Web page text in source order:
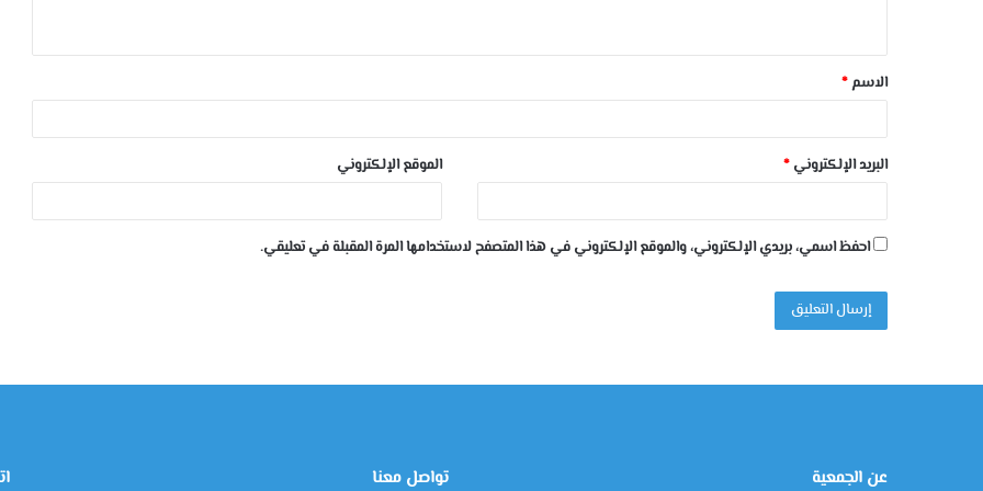
الاسم*
البريد الإلكتروني * الموقع الإلكتروني
احفظ اسمي، بريدي الإلكتروني، والموقع الإلكتروني في هذا المتصفح لاستخدامها المرة المقبلة في تعليقي.
عن الجمعية تواصل معنا